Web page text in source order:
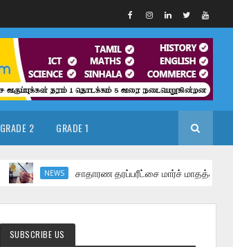
GRADE 2 GRADE 1
NEWS சாதாரண தரப்பரீட்சை மார்ச் மாதத்தில்
SUBSCRIBE US